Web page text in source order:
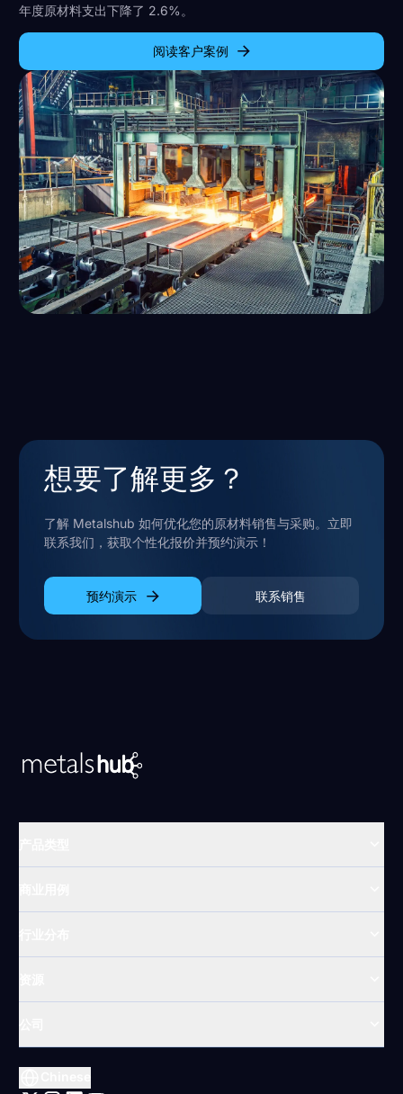
年度原材料支出下降了 2.6%。
阅读客户案例
想要了解更多？
了解 Metalshub 如何优化您的原材料销售与采购。立即
联系我们，获取个性化报价并预约演示！
预约演示 联系销售